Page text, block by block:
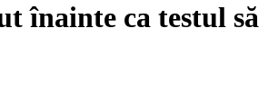
înainte ca testul să